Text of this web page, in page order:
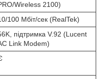
Wireless 2100)
100 Мбіт/сек (RealTek)
підтримка V.92 (Lucent
Link Modem)